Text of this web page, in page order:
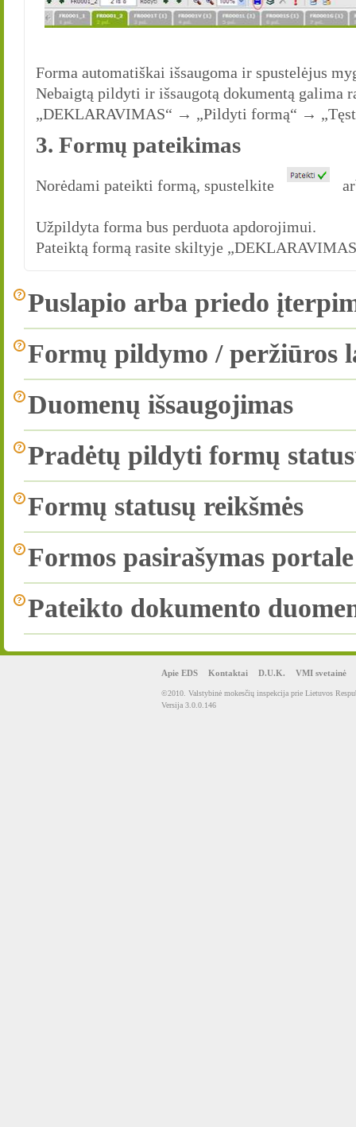
Forma automatiškai išsaugoma ir spustelėjus
Nebaigtą pildyti ir išsaugotą dokumentą galima
„DEKLARAVIMAS“ → „Pildyti formą“ →
3. Formų pateikimas
Norėdami pateikti formą, spustelkite
Užpildyta forma bus perduota apdorojimui.
Pateiktą formą rasite skiltyje
Puslapio arba priedo
Formų pildymo / peržiūros
Duomenų išsaugojimas
Pradėtų pildyti formų
Formų statusų reikšmės
Formos pasirašymas portale
Pateikto dokumento
Apie EDS Kontaktai D.U.K. VMI svetainė
©2010. Valstybinė mokesčių inspekcija prie Lietuvos
Versija 3.0.0.146